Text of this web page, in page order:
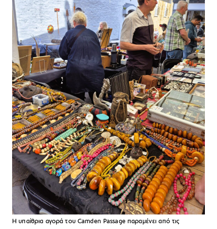
Η υπαίθρια αγορά του Camden Passage παραμένει από τις